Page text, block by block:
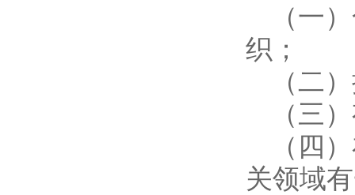
（一
织；
（二
（三
（四
关领域